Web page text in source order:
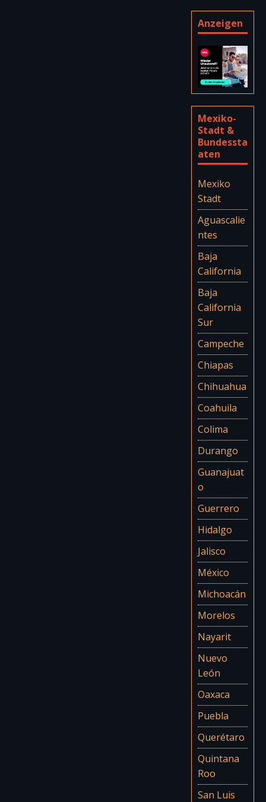
Anzeigen
Mexiko-
Stadt &
Bundessta
aten
Mexiko
Stadt
Aguascalie
ntes
Baja
California
Baja
California
Sur
Campeche
Chiapas
Chihuahua
Coahuila
Colima
Durango
Guanajuat
o
Guerrero
Hidalgo
Jalisco
México
Michoacán
Morelos
Nayarit
Nuevo
León
Oaxaca
Puebla
Querétaro
Quintana
Roo
San Luis